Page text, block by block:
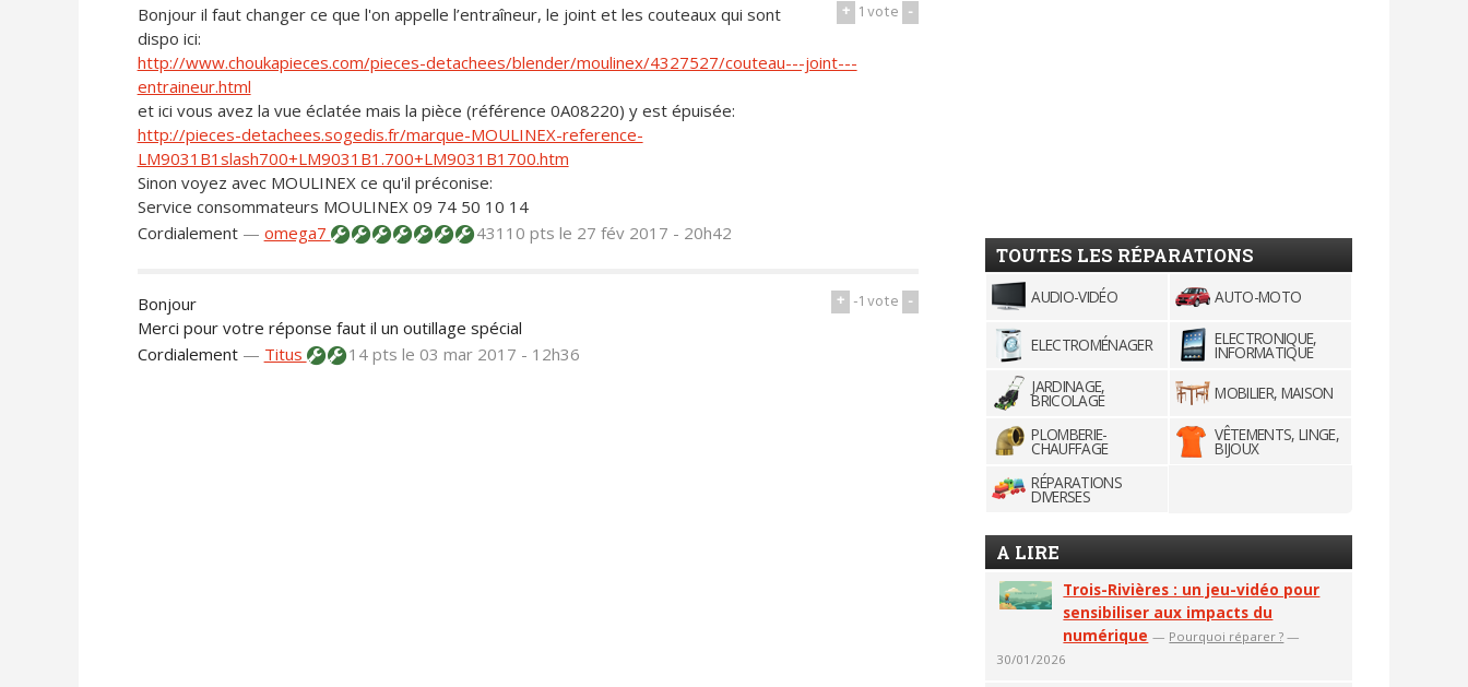
+ 1vote -
Bonjour il faut changer ce que l'on appelle l’entraîneur, le joint et les couteaux qui sont
dispo ici:
http://www.choukapieces.com/pieces-detachees/blender/moulinex/4327527/couteau---joint---
entraineur.html
et ici vous avez la vue éclatée mais la pièce (référence 0A08220) y est épuisée:
http://pieces-detachees.sogedis.fr/marque-MOULINEX-reference-
LM9031B1slash700+LM9031B1.700+LM9031B1700.htm
Sinon voyez avec MOULINEX ce qu'il préconise:
Service consommateurs MOULINEX 09 74 50 10 14
Cordialement — omega7 43110 pts le 27 fév 2017 - 20h42
+ -1vote -
Bonjour
Merci pour votre réponse faut il un outillage spécial
Cordialement — Titus 14 pts le 03 mar 2017 - 12h36
TOUTES LES RÉPARATIONS
AUDIO-VIDÉO AUTO-MOTO
ELECTROMÉNAGER ELECTRONIQUE,
INFORMATIQUE
JARDINAGE,
BRICOLAGE
MOBILIER, MAISON
PLOMBERIE-
CHAUFFAGE
VÊTEMENTS, LINGE,
BIJOUX
RÉPARATIONS
DIVERSES
A LIRE
Trois-Rivières : un jeu-vidéo pour
sensibiliser aux impacts du
numérique — Pourquoi réparer ? —
30/01/2026